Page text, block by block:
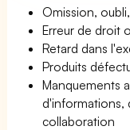
Omission,
Erreur de droit
Retard dans
Produits
Manquements
d'informations,
collaboration